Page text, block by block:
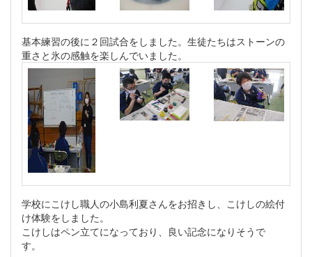
基本練習の後に２回試合をしました。生徒たちはストーンの
重さと氷の感触を楽しんでいました。
学校にこけし職人の小島利夏さんをお招きし、こけしの絵付
け体験をしました。
こけしはペン立てになっており、良い記念になりそうで
す。